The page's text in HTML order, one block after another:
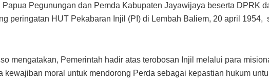
Pegunungan dan Pemda Kabupaten Jayawijaya beserta DPRK
peringatan HUT Pekabaran Injil (PI) di Lembah Baliem, 20 april 1954,
mengatakan, Pemerintah hadir atas terobosan Injil melalui para
moral untuk mendorong Perda sebagai kepastian hukum